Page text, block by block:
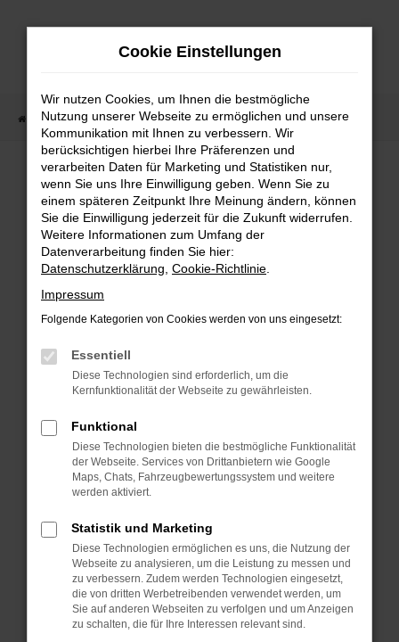
Zum
Startseite Fahrzeugangebote Fahrzeugmarkt
Fahrzeugmarkt
Fehler: Network Error
Beim Laden ist ein Fehler aufgetreten.
Hier sind ein paar Tipps, die dir helfen können:
Überprüfe deine Firewall und deine
Internetverbindung.
deine Suchmaschine?
Prüfe deine Browsererweiterungen.
Manche Erweiterungen, wie Werbeblocker,
können das Laden bestimmter Seiten
anderen Browser oder in einem privaten
Fenster?
Starte dein Gerät neu.
Das kann manchmal helfen,
vorübergehende Probleme zu beheben.
Cookie Einstellungen
Wir nutzen Cookies, um Ihnen die bestmögliche
Nutzung unserer Webseite zu ermöglichen und unsere
Kommunikation mit Ihnen zu verbessern. Wir
berücksichtigen hierbei Ihre Präferenzen und
verarbeiten Daten für Marketing und Statistiken nur,
wenn Sie uns Ihre Einwilligung geben. Wenn Sie zu
einem späteren Zeitpunkt Ihre Meinung ändern, können
Sie die Einwilligung jederzeit für die Zukunft widerrufen.
Weitere Informationen zum Umfang der
Datenverarbeitung finden Sie hier:
Datenschutzerklärung Cookie-Richtlinie
Impressum
Folgende Kategorien von Cookies werden von uns eingesetzt:
Essentiell
Diese Technologien sind erforderlich, um die
Kernfunktionalität der Webseite zu gewährleisten.
Funktional
Diese Technologien bieten die bestmögliche Funktionalität
der Webseite. Services von Drittanbietern wie Google
Maps, Chats, Fahrzeugbewertungssystem und weitere
werden aktiviert.
Statistik und Marketing
Diese Technologien ermöglichen es uns, die Nutzung der
Webseite zu analysieren, um die Leistung zu messen und
zu verbessern. Zudem werden Technologien eingesetzt,
die von dritten Werbetreibenden verwendet werden, um
Sie auf anderen Webseiten zu verfolgen und um Anzeigen
zu schalten, die für Ihre Interessen relevant sind.